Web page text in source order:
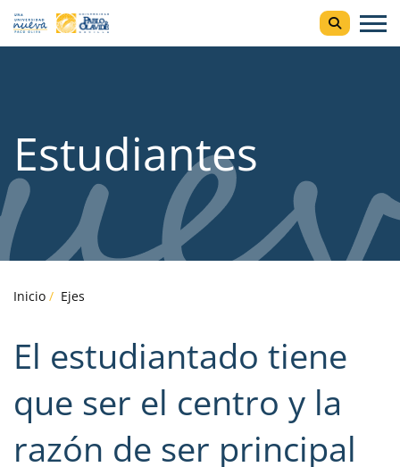
Estudiantes
Inicio Ejes
El estudiantado tiene
que ser el centro y la
razón de ser principal